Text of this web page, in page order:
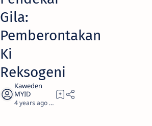
Gila:
Pemberontakan
Ki
Reksogeni
4 years ago 0